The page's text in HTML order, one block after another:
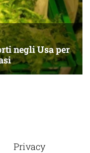
Privacy